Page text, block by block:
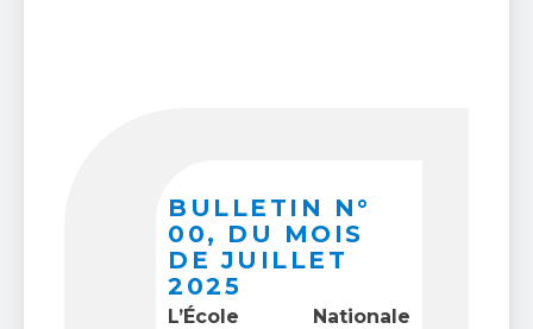
BULLETIN N°
00, DU MOIS
DE JUILLET
2025
L’École Nationale